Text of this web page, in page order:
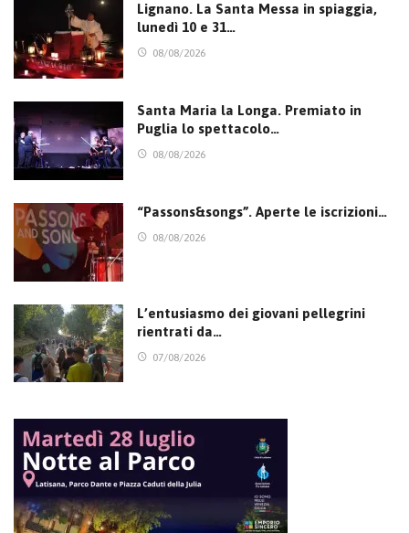
Lignano. La Santa Messa in spiaggia,
lunedì 10 e 31…
08/08/2026
Santa Maria la Longa. Premiato in
Puglia lo spettacolo…
08/08/2026
“Passons&songs”. Aperte le iscrizioni…
08/08/2026
L’entusiasmo dei giovani pellegrini
rientrati da…
07/08/2026